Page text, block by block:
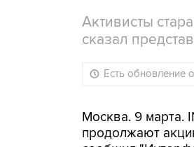
Активисты
сказал
Есть обновление
Москва. 9 марта.
продолжают